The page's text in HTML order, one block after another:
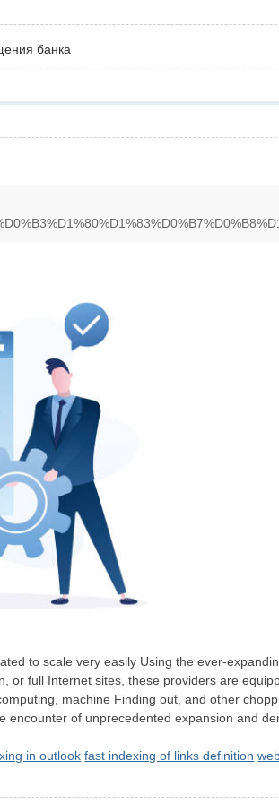
банка
to scale very easily Using the ever-
or full Internet sites, these providers are
machine Finding out, and other
encounter of unprecedented expansion and
in outlook fast indexing of links definition